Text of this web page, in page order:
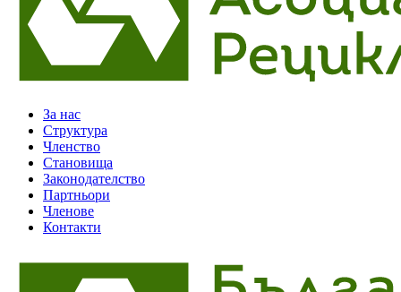
За нас
Структура
Членство
Становища
Законодателство
Партньори
Членове
Контакти